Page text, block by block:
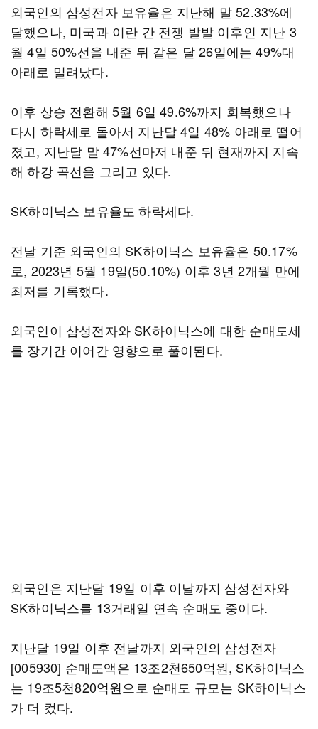
외국인의 삼성전자 보유율은 지난해 말 52.33%에
달했으나, 미국과 이란 간 전쟁 발발 이후인 지난 3
월 4일 50%선을 내준 뒤 같은 달 26일에는 49%대
아래로 밀려났다.
이후 상승 전환해 5월 6일 49.6%까지 회복했으나
다시 하락세로 돌아서 지난달 4일 48% 아래로 떨어
졌고, 지난달 말 47%선마저 내준 뒤 현재까지 지속
해 하강 곡선을 그리고 있다.
SK하이닉스 보유율도 하락세다.
전날 기준 외국인의 SK하이닉스 보유율은 50.17%
로, 2023년 5월 19일(50.10%) 이후 3년 2개월 만에
최저를 기록했다.
외국인이 삼성전자와 SK하이닉스에 대한 순매도세
를 장기간 이어간 영향으로 풀이된다.
외국인은 지난달 19일 이후 이날까지 삼성전자와
SK하이닉스를 13거래일 연속 순매도 중이다.
지난달 19일 이후 전날까지 외국인의 삼성전자
[005930] 순매도액은 13조2천650억원, SK하이닉스
는 19조5천820억원으로 순매도 규모는 SK하이닉스
가 더 컸다.